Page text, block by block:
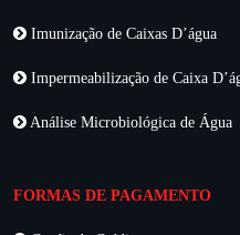
Imunização de Caixas D’água
Impermeabilização de Caixa
Análise Microbiológica de Água
FORMAS DE PAGAMENTO